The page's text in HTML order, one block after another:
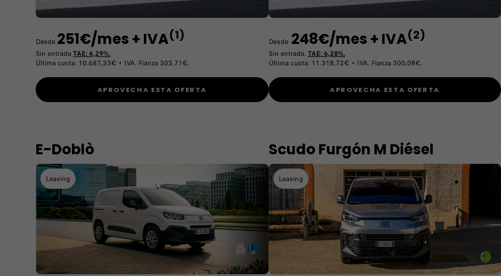
Desde 251€/mes + IVA(1)
Sin entradaTAE: 6,29%.
Última cuota: 10.687,33€ + IVA. Fianza 303,71€.
APROVECHA ESTA OFERTA
Desde248€/mes + IVA(2)
Sin entrada. TAE: 6,28%.
Última cuota: 11.318,72€ + IVA. Fianza 300,08€.
APROVECHA ESTA OFERTA
E-Doblò
Leasing
Scudo Furgón M Diésel
Leasing